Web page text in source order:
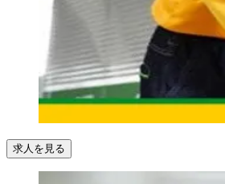
求人を見る